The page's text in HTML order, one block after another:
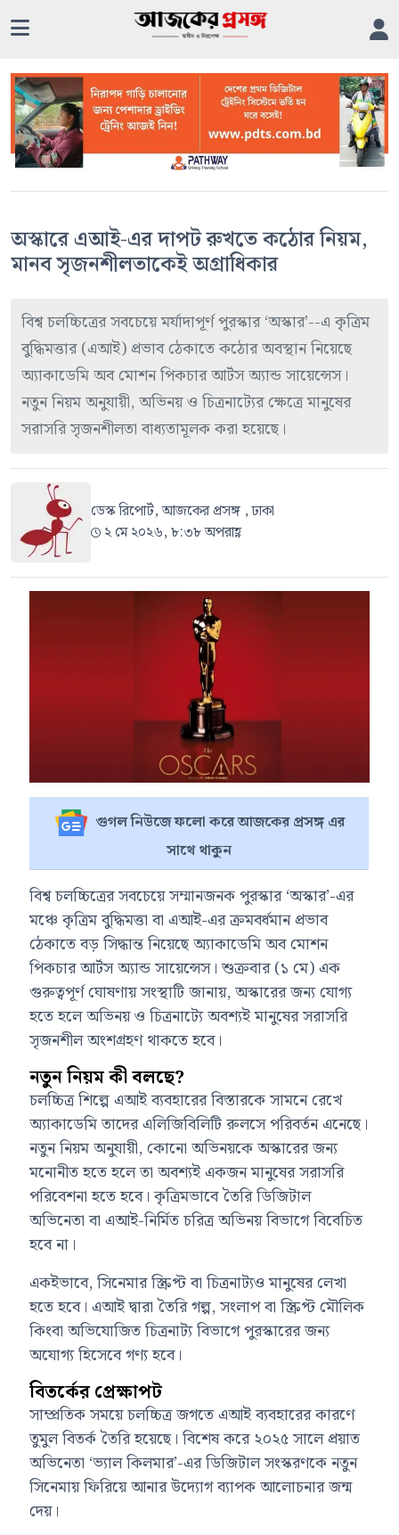
অস্কারে এআই-এর দাপট রুখতে কঠোর নিয়ম,
মানব সৃজনশীলতাকেই অগ্রাধিকার
বিশ্ব চলচ্চিত্রের সবচেয়ে মর্যাদাপূর্ণ পুরস্কার ‘অস্কার’--এ কৃত্রিম
বুদ্ধিমত্তার (এআই) প্রভাব ঠেকাতে কঠোর অবস্থান নিয়েছে
অ্যাকাডেমি অব মোশন পিকচার আর্টস অ্যান্ড সায়েন্সেস।
নতুন নিয়ম অনুযায়ী, অভিনয় ও চিত্রনাট্যের ক্ষেত্রে মানুষের
সরাসরি সৃজনশীলতা বাধ্যতামূলক করা হয়েছে।
ডেস্ক রিপোর্ট, আজকের প্রসঙ্গ , ঢাকা
২ মে ২০২৬, ৮:৩৮ অপরাহ্ণ
গুগল নিউজে ফলো করে আজকের প্রসঙ্গ এর
সাথে থাকুন
বিশ্ব চলচ্চিত্রের সবচেয়ে সম্মানজনক পুরস্কার ‘অস্কার’-এর
মঞ্চে কৃত্রিম বুদ্ধিমত্তা বা এআই-এর ক্রমবর্ধমান প্রভাব
ঠেকাতে বড় সিদ্ধান্ত নিয়েছেঅ্যাকাডেমি অব মোশন
পিকচার আর্টস অ্যান্ড সায়েন্সেস। শুক্রবার (১ মে) এক
গুরুত্বপূর্ণ ঘোষণায় সংস্থাটি জানায়, অস্কারের জন্য যোগ্য
হতে হলে অভিনয় ও চিত্রনাট্যে অবশ্যই মানুষের সরাসরি
সৃজনশীল অংশগ্রহণ থাকতে হবে।
নতুন নিয়ম কী বলছে?
চলচ্চিত্র শিল্পে এআই ব্যবহারের বিস্তারকে সামনে রেখে
অ্যাকাডেমি তাদের এলিজিবিলিটি রুলসে পরিবর্তন এনেছে।
নতুন নিয়ম অনুযায়ী, কোনো অভিনয়কে অস্কারের জন্য
মনোনীত হতে হলে তা অবশ্যই একজন মানুষের সরাসরি
পরিবেশনা হতে হবে। কৃত্রিমভাবে তৈরি ডিজিটাল
অভিনেতা বা এআই-নির্মিত চরিত্র অভিনয় বিভাগে বিবেচিত
হবে না।
একইভাবে, সিনেমার স্ক্রিপ্ট বা চিত্রনাট্যও মানুষের লেখা
হতে হবে। এআই দ্বারা তৈরি গল্প, সংলাপ বা স্ক্রিপ্ট মৌলিক
কিংবা অভিযোজিত চিত্রনাট্য বিভাগে পুরস্কারের জন্য
অযোগ্য হিসেবে গণ্য হবে।
বিতর্কের প্রেক্ষাপট
সাম্প্রতিক সময়ে চলচ্চিত্র জগতে এআই ব্যবহারের কারণে
তুমুল বিতর্ক তৈরি হয়েছে। বিশেষ করে ২০২৫ সালে প্রয়াত
অভিনেতা ‘ভ্যাল কিলমার’-এর ডিজিটাল সংস্করণকে নতুন
সিনেমায় ফিরিয়ে আনার উদ্যোগ ব্যাপক আলোচনার জন্ম
দেয়।